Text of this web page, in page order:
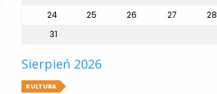
24
25 26 27 28
31
Sierpień 2026
KULTURA